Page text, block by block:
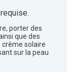
porter des
que des
solaire
sur la peau